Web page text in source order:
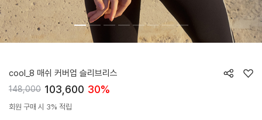
cool_8 매쉬 커버업 슬리브리스
148,000 103,600 30%
회원 구매 시 3% 적립